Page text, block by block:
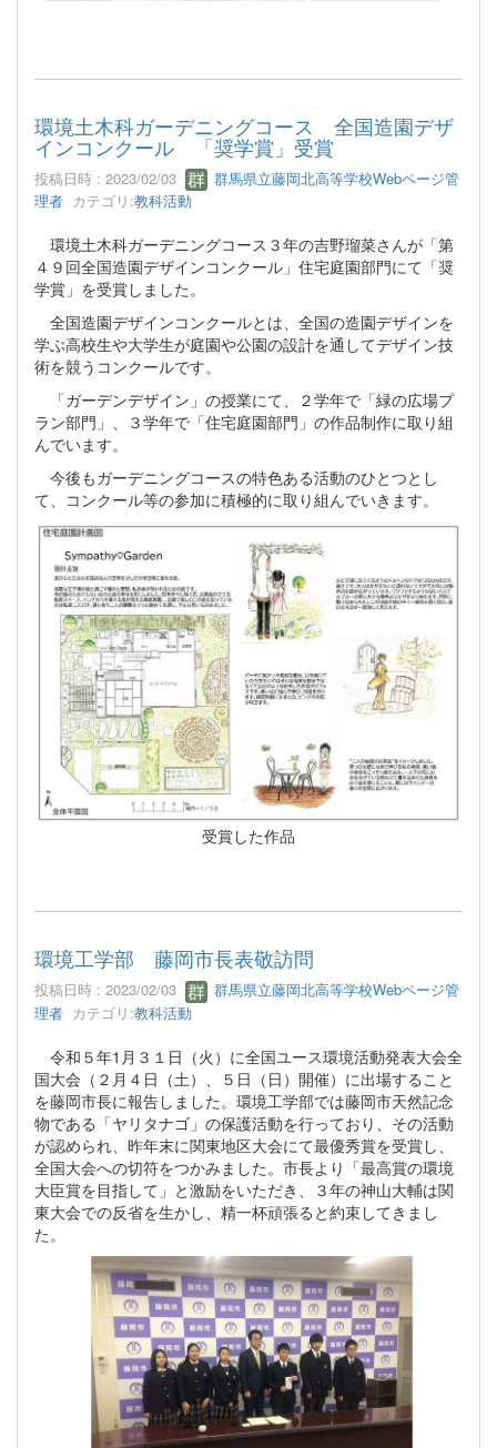
環境土木科ガーデニングコース 全国造園デザ
インコンクール 「奨学賞」受賞
投稿日時 : 2023/02/03
群馬県立藤岡北高等学校Webページ管
理者 カテゴリ:教科活動
環境土木科ガーデニングコース３年の吉野瑠菜さんが「第
４９回全国造園デザインコンクール」住宅庭園部門にて「奨
学賞」を受賞しました。
全国造園デザインコンクールとは、全国の造園デザインを
学ぶ高校生や大学生が庭園や公園の設計を通してデザイン技
術を競うコンクールです。
「ガーデンデザイン」の授業にて、２学年で「緑の広場プ
ラン部門」、３学年で「住宅庭園部門」の作品制作に取り組
んでいます。
今後もガーデニングコースの特色ある活動のひとつとし
て、コンクール等の参加に積極的に取り組んでいきます。
受賞した作品
環境工学部 藤岡市長表敬訪問
投稿日時 : 2023/02/03
群馬県立藤岡北高等学校Webページ管
理者 カテゴリ:教科活動
令和５年1月３１日（火）に全国ユース環境活動発表大会全
国大会（２月４日（土）、５日（日）開催）に出場すること
を藤岡市長に報告しました。環境工学部では藤岡市天然記念
物である「ヤリタナゴ」の保護活動を行っており、その活動
が認められ、昨年末に関東地区大会にて最優秀賞を受賞し、
全国大会への切符をつかみました。市長より「最高賞の環境
大臣賞を目指して」と激励をいただき、３年の神山大輔は関
東大会での反省を生かし、精一杯頑張ると約束してきまし
た。